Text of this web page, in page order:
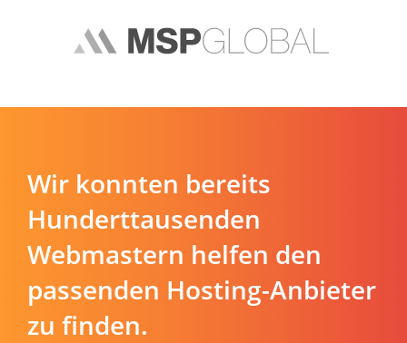
Wir konnten bereits
Hunderttausenden
Webmastern helfen den
passenden Hosting-Anbieter
zu finden.